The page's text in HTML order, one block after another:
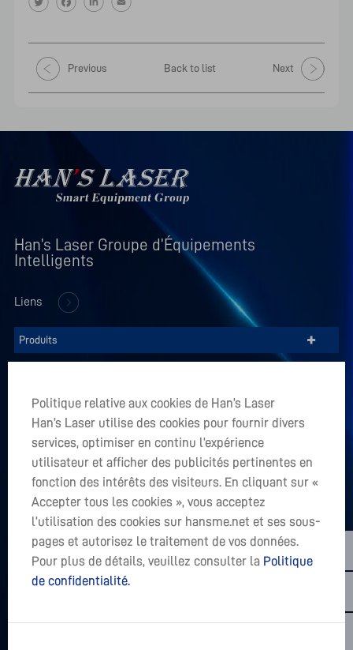
Previous Back to list Next
Han’s Laser Groupe d’Équipements
Intelligents
Liens
Produits +
Applications
Vous avez un projet en tête? Accepter tous les cookies
LET’S TALK
sales01@hanslaser.com
Subscribe for freshest news
Politique relative aux cookies de Han’s Laser
Han’s Laser utilise des cookies pour fournir divers
services, optimiser en continu l’expérience
utilisateur et afficher des publicités pertinentes en
fonction des intérêts des visiteurs. En cliquant sur «
Accepter tous les cookies », vous acceptez
l’utilisation des cookies sur hansme.net et ses sous-
pages et autorisez le traitement de vos données.
Pour plus de détails, veuillez consulter la Politique
de confidentialité.